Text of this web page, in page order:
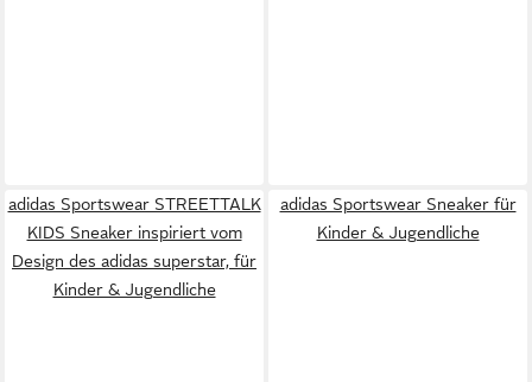
adidas Sportswear STREETTALK
KIDS Sneaker inspiriert vom
Design des adidas superstar, für
Kinder & Jugendliche
adidas Sportswear Sneaker für
Kinder & Jugendliche